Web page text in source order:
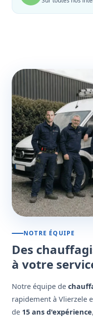
NOTRE ÉQUIPE
Des
à votre
Notre équipe de
rapidement à Vlierzele
de 15 ans d'expérience